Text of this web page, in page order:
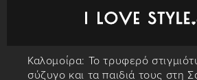
Καλομοίρα: Το τρυφερό
σύζυγο και τα παιδιά τους στη